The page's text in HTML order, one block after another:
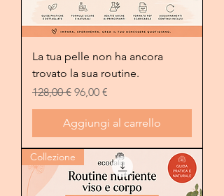
La tua pelle non ha ancora
trovato la sua routine.
Prezzo regolare
128,00 € Prezzo scontato
96,00 €
Aggiungi al carrello
Collezione